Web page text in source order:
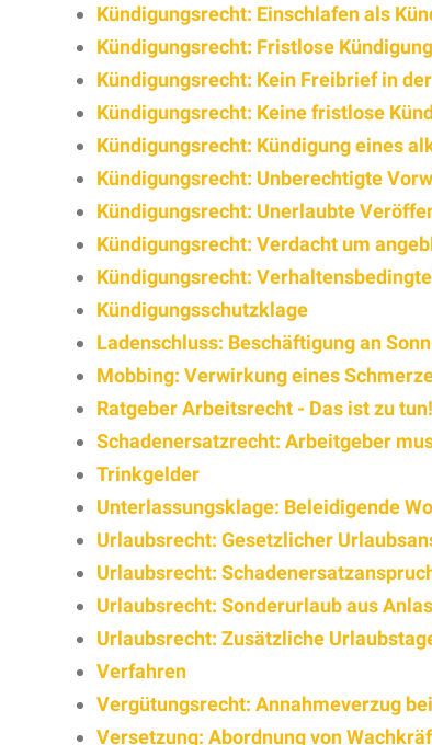
Kündigungsrecht: Einschlafen als
Kündigungsrecht: Fristlose
Kündigungsrecht: Kein Freibrief in
Kündigungsrecht: Keine fristlose
Kündigungsrecht: Kündigung eines
Kündigungsrecht: Unberechtigte
Kündigungsrecht: Unerlaubte
Kündigungsrecht: Verdacht um
Kündigungsrecht:
Kündigungsschutzklage
Ladenschluss: Beschäftigung an
Mobbing: Verwirkung eines
Ratgeber Arbeitsrecht - Das ist zu tun!
Schadenersatzrecht: Arbeitgeber
Trinkgelder
Unterlassungsklage: Beleidigende
Urlaubsrecht: Gesetzlicher
Urlaubsrecht:
Urlaubsrecht: Sonderurlaub aus
Urlaubsrecht: Zusätzliche
Verfahren
Vergütungsrecht: Annahmeverzug
Versetzung: Abordnung von